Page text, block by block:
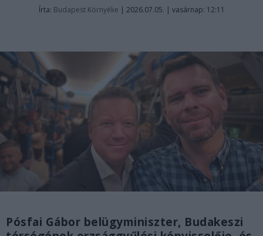
Írta: Budapest Környéke | 2026.07.05. | vasárnap: 12:11
Pósfai Gábor belügyminiszter, Budakeszi